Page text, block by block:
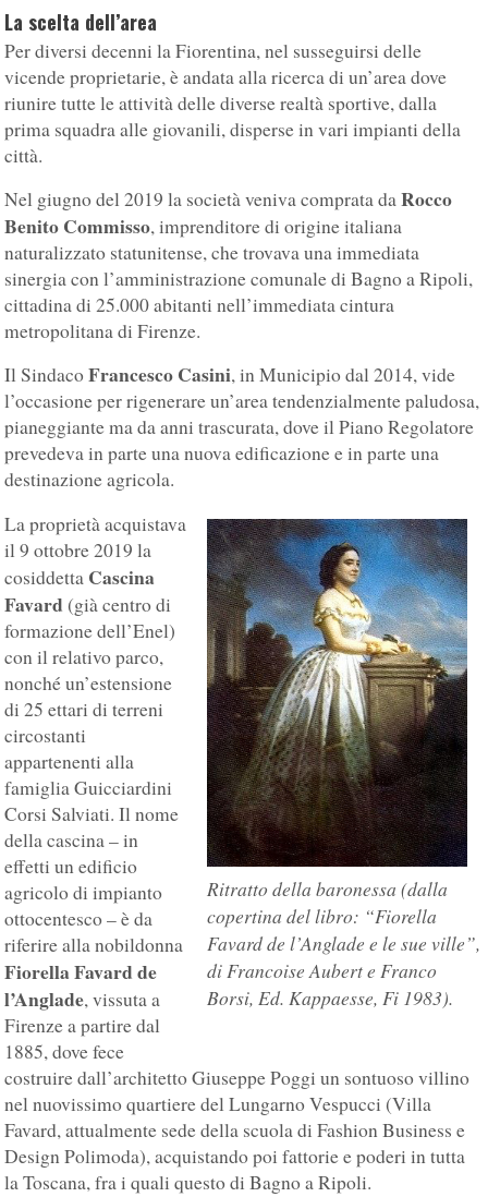
La scelta dell’area
Per diversi decenni la Fiorentina, nel susseguirsi delle
vicende proprietarie, è andata alla ricerca di un’area dove
riunire tutte le attività delle diverse realtà sportive, dalla
prima squadra alle giovanili, disperse in vari impianti della
città.
Nel giugno del 2019 la società veniva comprata daRocco
Benito Commisso, imprenditore di origine italiana
naturalizzato statunitense, che trovava una immediata
sinergia con l’amministrazione comunale di Bagno a Ripoli,
cittadina di 25.000 abitanti nell’immediata cintura
metropolitana di Firenze.
Il SindacoFrancesco Casini, in Municipio dal 2014, vide
l’occasione per rigenerare un’area tendenzialmente paludosa,
pianeggiante ma da anni trascurata, dove il Piano Regolatore
prevedeva in parte una nuova edificazione e in parte una
destinazione agricola.
Ritratto della baronessa (dalla
copertina del libro: “Fiorella
Favard de l’Anglade e le sue ville”,
di Francoise Aubert e Franco
Borsi, Ed. Kappaesse, Fi 1983).
La proprietà acquistava
il 9 ottobre 2019 la
cosiddetta Cascina
Favard(già centro di
formazione dell’Enel)
con il relativo parco,
nonché un’estensione
di 25 ettari di terreni
circostanti
appartenenti alla
famiglia Guicciardini
Corsi Salviati. Il nome
della cascina – in
effetti un edificio
agricolo di impianto
ottocentesco – è da
riferire alla nobildonna
Fiorella Favard de
l’Anglade, vissuta a
Firenze a partire dal
1885, dove fece
costruire dall’architetto Giuseppe Poggi un sontuoso villino
nel nuovissimo quartiere del Lungarno Vespucci (Villa
Favard, attualmente sede della scuola di Fashion Business e
Design Polimoda), acquistando poi fattorie e poderi in tutta
la Toscana, fra i quali questo di Bagno a Ripoli.